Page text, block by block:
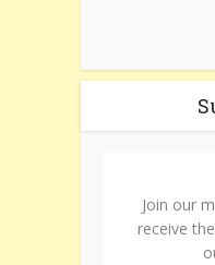
Join our
receive